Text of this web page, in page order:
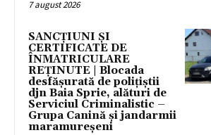
7 august 2026
SANCȚIUNI ȘI
CERTIFICATE DE
ÎNMATRICULARE
REȚINUTE | Blocada
desfășurată de polițiștii
djn Baia Sprie, alături de
Serviciul Criminalistic –
Grupa Canină și jandarmii
maramureșeni